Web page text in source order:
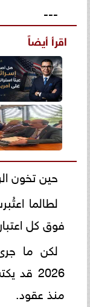
---
اقرأ أيضاً
حين تخون
لطالما
فوق كل
لكن ما
2026
منذ عقود.